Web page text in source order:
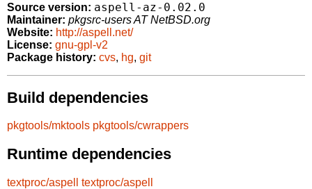
Source version: aspell-az-0.02.0
Maintainer: pkgsrc-users AT NetBSD.org
Website: http://aspell.net/
License: gnu-gpl-v2
Package history: cvs, hg, git
Build dependencies
pkgtools/mktools pkgtools/cwrappers
Runtime dependencies
textproc/aspell textproc/aspell